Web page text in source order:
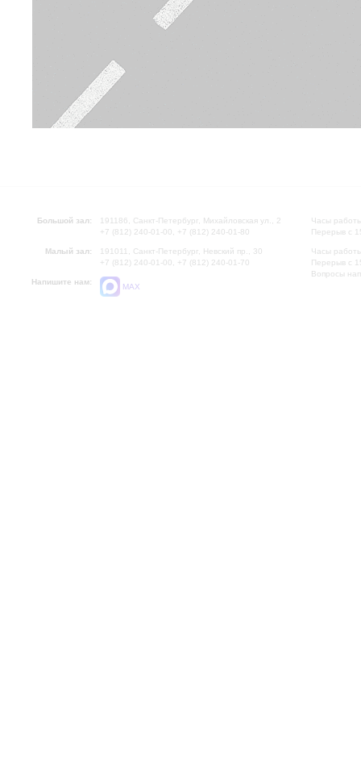
Большой зал:
191186, Санкт-Петербург, Михайловская ул., 2
+7 (812) 240-01-00, +7 (812) 240-01-80
Малый зал:
191011, Санкт-Петербург, Невский пр., 30
+7 (812) 240-01-00, +7 (812) 240-01-70
Напишите нам:
MAX
Часы
Перерыв с
Часы
Перерыв с
Вопросы